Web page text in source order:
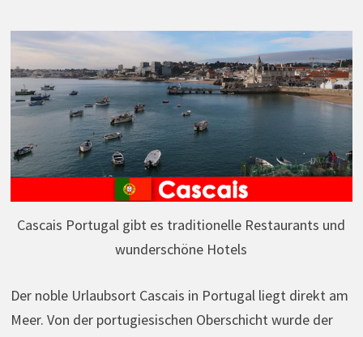
Cascais Portugal gibt es traditionelle Restaurants und
wunderschöne Hotels
Der noble Urlaubsort Cascais in Portugal liegt direkt am
Meer. Von der portugiesischen Oberschicht wurde der